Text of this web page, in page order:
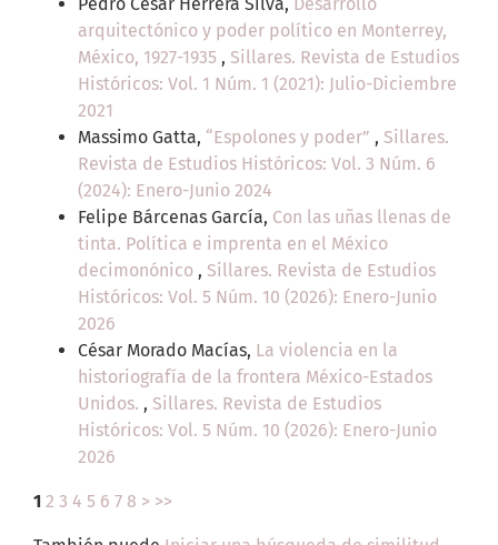
arquitectónico y poder político en Monterrey,
México, 1927-1935 , Sillares. Revista de Estudios
Históricos: Vol. 1 Núm. 1 (2021): Julio-Diciembre
2021
Massimo Gatta, “Espolones y poder” , Sillares.
Revista de Estudios Históricos: Vol. 3 Núm. 6
(2024): Enero-Junio 2024
Felipe Bárcenas García, Con las uñas llenas de
tinta. Política e imprenta en el México
decimonónico , Sillares. Revista de Estudios
Históricos: Vol. 5 Núm. 10 (2026): Enero-Junio
2026
César Morado Macías, La violencia en la
historiografía de la frontera México-Estados
Unidos. , Sillares. Revista de Estudios
Históricos: Vol. 5 Núm. 10 (2026): Enero-Junio
2026
1 2 3 4 5 6 7 8 > >>